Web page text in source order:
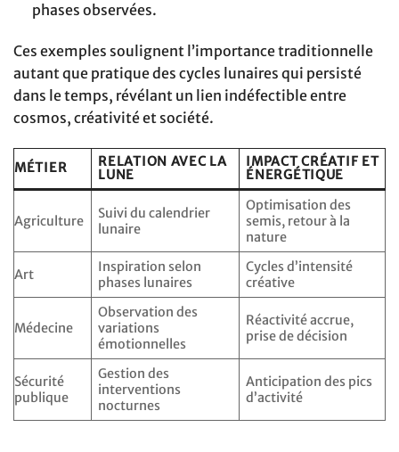
phases observées.
Ces exemples soulignent l’importance traditionnelle
autant que pratique des cycles lunaires qui persisté
dans le temps, révélant un lien indéfectible entre
cosmos, créativité et société.
MÉTIER
RELATION AVEC LA
LUNE
IMPACT CRÉATIF ET
ÉNERGÉTIQUE
Agriculture
Suivi du calendrier
lunaire
Optimisation des
semis, retour à la
nature
Art
Inspiration selon
phases lunaires
Cycles d’intensité
créative
Médecine
Observation des
variations
émotionnelles
Réactivité accrue,
prise de décision
Sécurité
publique
Gestion des
interventions
nocturnes
Anticipation des pics
d’activité